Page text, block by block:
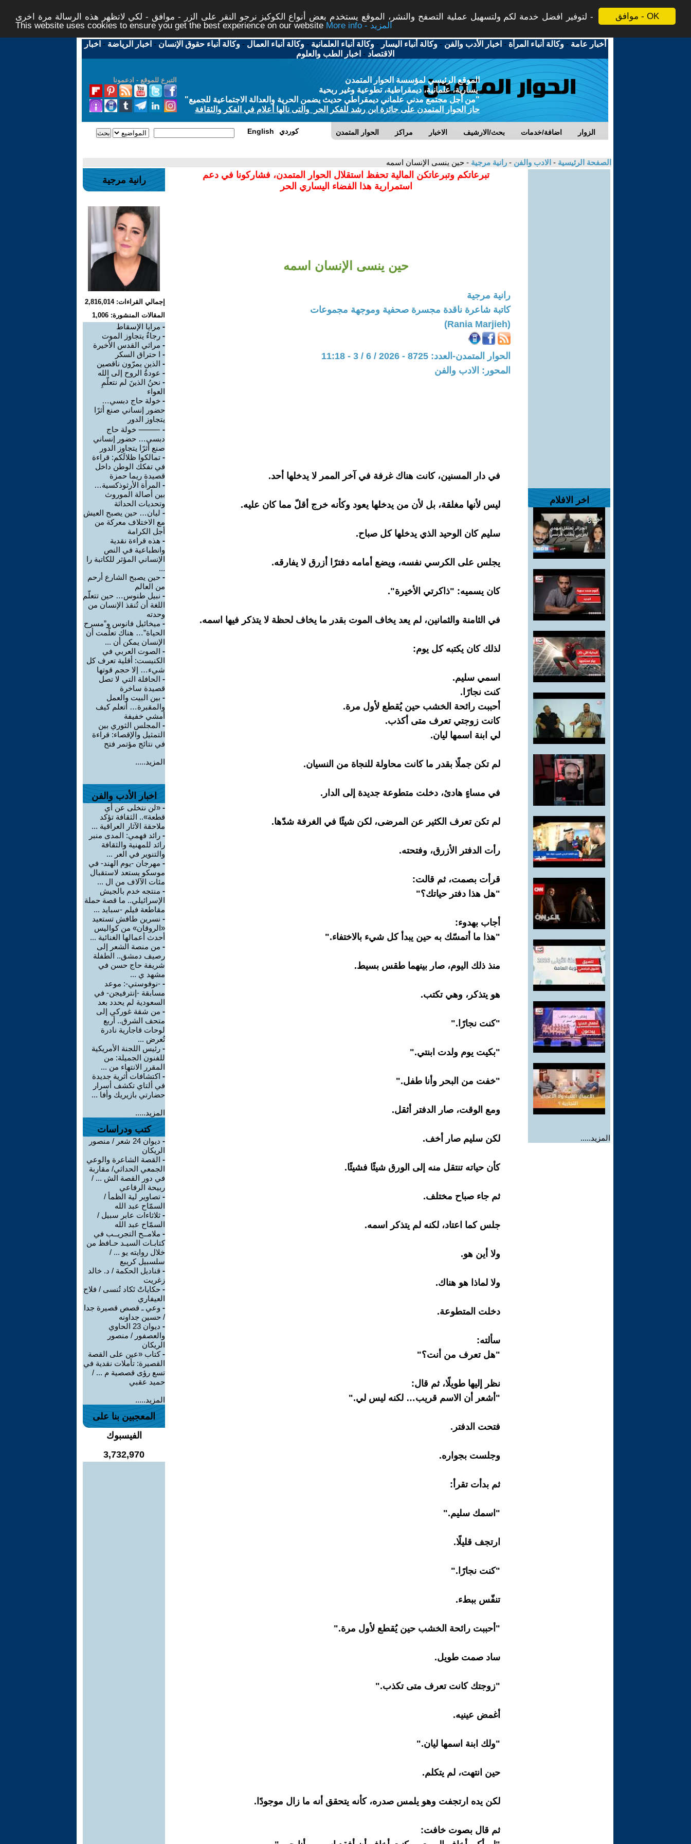
موافق - OK
لتوفير افضل خدمة لكم ولتسهيل عملية التصفح والنشر، الموقع يستخدم بعض أنواع الكوكيز نرجو النقر على الزر - موافق - لكي لاتظهر هذه الرسالة مرة اخرى -
This website uses cookies to ensure you get the best experience on our website
More info - المزيد
أخبار عامة -وكالة أنباء المرأة - اخبار الأدب والفن -وكالة أنباء اليسار -وكالة أنباء العلمانية -وكالة أنباء العمال -وكالة أنباء حقوق الإنسان - اخبار الرياضة - اخبار
الاقتصاد - اخبار الطب والعلوم
التبرع للموقع - ادعمونا
الموقع الرئيسي لمؤسسة الحوار المتمدن
يسارية، علمانية، ديمقراطية، تطوعية وغير ربحية
"من أجل مجتمع مدني علماني ديمقراطي حديث يضمن الحرية والعدالة الاجتماعية للجميع"
حاز الحوار المتمدن على جائزة ابن رشد للفكر الحر والتى نالها أعلام في الفكر والثقافة
الحوار المتمدن مراكز الاخبار بحث/الارشيف اضافة/خدمات الزوار English كوردي
الصفحة الرئيسية - الادب والفن - رانية مرجية - حين ينسى الإنسان اسمه
اخر الافلام
المزيد.....
تبرعاتكم وتبرعاتكن المالية تحفظ استقلال الحوار المتمدن، فشاركونا في دعم
استمرارية هذا الفضاء اليساري الحر
حين ينسى الإنسان اسمه
رانية مرجية
كاتبة شاعرة ناقدة مجسرة صحفية وموجهة مجموعات
(Rania Marjieh)
الحوار المتمدن-العدد: 8725 - 2026 / 6 / 3 - 11:18
المحور: الادب والفن
في دار المسنين، كانت هناك غرفة في آخر الممر لا يدخلها أحد.
ليس لأنها مغلقة، بل لأن من يدخلها يعود وكأنه خرج أقلّ مما كان عليه.
سليم كان الوحيد الذي يدخلها كل صباح.
يجلس على الكرسي نفسه، ويضع أمامه دفترًا أزرق لا يفارقه.
كان يسميه: "ذاكرتي الأخيرة".
في الثامنة والثمانين، لم يعد يخاف الموت بقدر ما يخاف لحظة لا يتذكر فيها اسمه.
لذلك كان يكتبه كل يوم:
اسمي سليم.
كنت نجارًا.
أحببت رائحة الخشب حين يُقطع لأول مرة.
كانت زوجتي تعرف متى أكذب.
لي ابنة اسمها ليان.
لم تكن جملًا بقدر ما كانت محاولة للنجاة من النسيان.
في مساءٍ هادئ، دخلت متطوعة جديدة إلى الدار.
لم تكن تعرف الكثير عن المرضى، لكن شيئًا في الغرفة شدّها.
رأت الدفتر الأزرق، وفتحته.
قرأت بصمت، ثم قالت:
"هل هذا دفتر حياتك؟"
أجاب بهدوء:
"هذا ما أتمسّك به حين يبدأ كل شيء بالاختفاء."
منذ ذلك اليوم، صار بينهما طقس بسيط.
هو يتذكر، وهي تكتب.
"كنت نجارًا."
"بكيت يوم ولدت ابنتي."
"خفت من البحر وأنا طفل."
ومع الوقت، صار الدفتر أثقل.
لكن سليم صار أخف.
كأن حياته تنتقل منه إلى الورق شيئًا فشيئًا.
ثم جاء صباح مختلف.
جلس كما اعتاد، لكنه لم يتذكر اسمه.
ولا أين هو.
ولا لماذا هو هناك.
دخلت المتطوعة.
سألته:
"هل تعرف من أنت؟"
نظر إليها طويلًا، ثم قال:
"أشعر أن الاسم قريب… لكنه ليس لي."
فتحت الدفتر.
وجلست بجواره.
ثم بدأت تقرأ:
"اسمك سليم."
ارتجف قليلًا.
"كنت نجارًا."
تنفّس ببطء.
"أحببت رائحة الخشب حين يُقطع لأول مرة."
ساد صمت طويل.
"زوجتك كانت تعرف متى تكذب."
أغمض عينيه.
"ولك ابنة اسمها ليان."
حين انتهت، لم يتكلم.
لكن يده ارتجفت وهو يلمس صدره، كأنه يتحقق أنه ما زال موجودًا.
ثم قال بصوت خافت:
رانية مرجية
إجمالي القراءات: 2,816,014
المقالات المنشورة: 1,006
- مرايا الإسقاط
- رجاءٌ يتجاوز الموت
- مراثي القدس الأخيرة
- ا حتراق السكر
- الذين يمرّون ناقصين
- عودةُ الروح إلى الله
- نحنُ الذينَ لم نتعلّمِ
العواء
- خولة حاج دبسي…
حضور إنساني صنع أثرًا
يتجاوز الدور
- ⸻ خولة حاج
دبسي… حضور إنساني
صنع أثرًا يتجاوز الدور
- تمالكوا ظلالَكم: قراءة
في تفكك الوطن داخل
قصيدة ريما حمزة
- المرأة الأرثوذكسية…
بين أصالة الموروث
وتحديات الحداثة
- ليان… حين يصبح العيش
مع الاختلاف معركة من
أجل الكرامة
- هذه قراءة نقدية
وانطباعية في النص
الإنساني المؤثر للكاتبة را
...
- حين يصبح الشارع أرحم
من العالم
- نبيل طنوس… حين تتعلّم
اللغة أن تُنقذ الإنسان من
وحدته
- ميخائيل فانوس و”مسرح
الحياة”… هناك تعلّمت أن
الإنسان يمكن أن ...
- الصوت العربي في
الكنيست: أقلية تعرف كل
شيء… إلا حجم قوتها
- الحافلة التي لا تصل
قصيدة ساخرة
- بين البيت والعمل
والمقبرة… أتعلم كيف
أمشي خفيفة
- المجلس الثوري بين
التمثيل والإقصاء: قراءة
في نتائج مؤتمر فتح
المزيد.....
اخبار الأدب والفن
- «لن نتخلى عن أي
قطعة».. الثقافة تؤكد
ملاحقة الآثار العراقية ...
- رائد فهمي: المدى منبر
رائد للمهنية والثقافة
والتنوير في العر ...
- مهرجان -يوم الهند- في
موسكو يستعد لاستقبال
مئات الآلاف من ال ...
- منتجه خدم بالجيش
الإسرائيلي.. ما قصة حملة
مقاطعة فيلم -سبايد ...
- نسرين طافش تستعيد
«الروقان» من كواليس
أحدث أعمالها الغنائية ...
- من منصة الشعر إلى
رصيف دمشق.. الطفلة
شريفة حاج حسن في
مشهد ي ...
- -نوفوستي-: موعد
مسابقة -إنترفيجن- في
السعودية لم يحدد بعد
- من شقة غوركي إلى
متحف الشرق.. أربع
لوحات قاجارية نادرة
تُعرض ...
- رئيس اللجنة الأمريكية
للفنون الجميلة: من
المقرر الانتهاء من ...
- اكتشافات أثرية جديدة
في ألتاي تكشف أسرار
حضارتي بازيريك وأفا ...
المزيد.....
كتب ودراسات
-
ديوان 24 شعر / منصور
الريكان
- القصة الشاعرة والوعي
الجمعي الحداثي/ مقاربة
في دور القصة الش ... /
ربيحة الرفاعي
- تصاوير لية الظمأ /
السمّاح عبد الله
- ثلاثاءات عابر سبيل /
السمّاح عبد الله
- ملامــح التجريــب في
كتابـات السيـد حـافظ من
خلال روايته يو ... /
سلسبيل كريبع
- قناديل الحكمة / د. خالد
زغريت
- حكاياتْ تَكاد تُنسى / فلاح
العيفاري
- وعي ـ قصص قصيرة جدا
/ حسين جداونه
-
ديوان 23 الحاوي
والعصفور / منصور
الريكان
-كتاب «عين على القصة
القصيرة: تأملات نقدية في
تسع رؤى قصصية م ... /
حميد عقبي
المزيد.....
المعجبين بنا على
الفيسبوك
3,732,970